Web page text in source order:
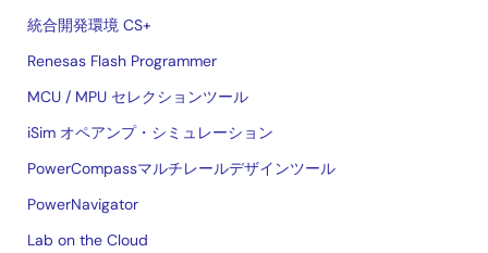
統合開発環境 CS+
Renesas Flash Programmer
MCU / MPU セレクションツール
iSim オペアンプ・シミュレーション
PowerCompassマルチレールデザインツール
PowerNavigator
Lab on the Cloud